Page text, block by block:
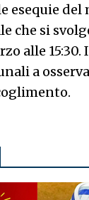
esequie del
che si
alle 15:30.
a